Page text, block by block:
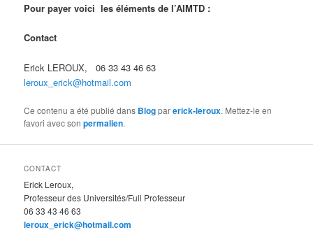
Pour payer voici les éléments de l’AIMTD :
Contact
Erick LEROUX, 06 33 43 46 63
leroux_erick@hotmail.com
Ce contenu a été publié dans Blogparerick-leroux. Mettez-le en
favori avec sonpermalien.
CONTACT
Erick Leroux,
Professeur des Universités/Full Professeur
06 33 43 46 63
leroux_erick@hotmail.com